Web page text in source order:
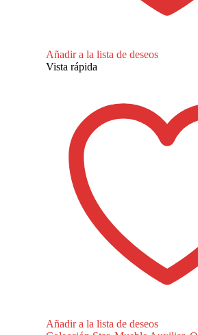
Añadir a la lista de deseos
Vista rápida
Añadir a la lista de deseos